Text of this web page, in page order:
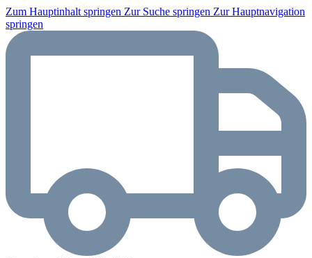
Zum Hauptinhalt springen Zur Suche springen Zur Hauptnavigation
springen